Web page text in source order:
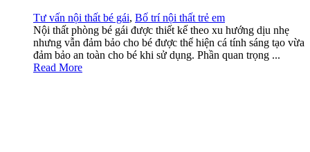
Tư vấn nội thất bé gái, Bố trí nội thất trẻ em
Nội thất phòng bé gái được thiết kế theo xu hướng dịu nhẹ
nhưng vẫn đảm bảo cho bé được thể hiện cá tính sáng tạo vừa
đảm bảo an toàn cho bé khi sử dụng. Phần quan trọng ...
Read More